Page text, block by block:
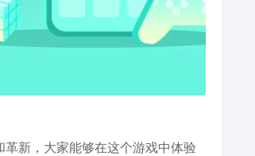
新，大家能够在这个游戏中体验